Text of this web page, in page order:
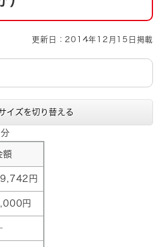
更新日：2014年12月15日掲載
イズを切り替える
額
円
円